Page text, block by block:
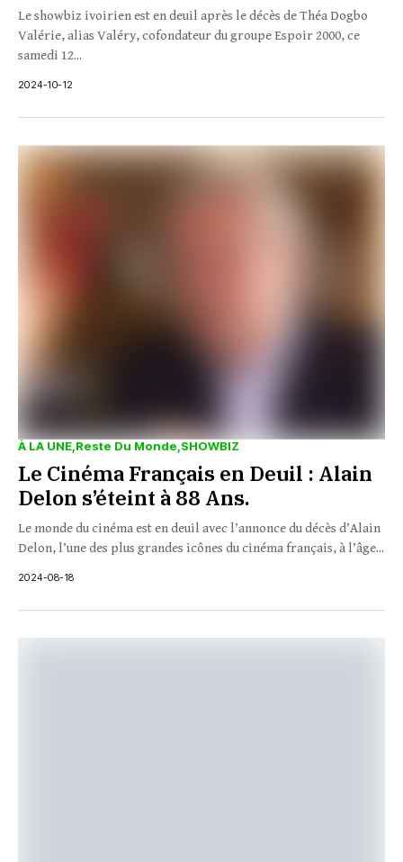
Le showbiz ivoirien est en deuil après le décès de Théa Dogbo
Valérie, alias Valéry, cofondateur du groupe Espoir 2000, ce
samedi 12...
2024-10-12
À LA UNE Reste Du Monde SHOWBIZ
Le Cinéma Français en Deuil : Alain
Delon s’éteint à 88 Ans.
Le monde du cinéma est en deuil avec l’annonce du décès d’Alain
Delon, l’une des plus grandes icônes du cinéma français, à l’âge...
2024-08-18